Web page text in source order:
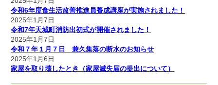
令和6年度食生活改善推進員養成講座が実施されました！
2025年1月7日
令和7年天城町消防出初式が開催されました！
2025年1月7日
令和７年１月７日 兼久集落の断水のお知らせ
2025年1月6日
家屋を取り壊したとき（家屋滅失届の提出について）